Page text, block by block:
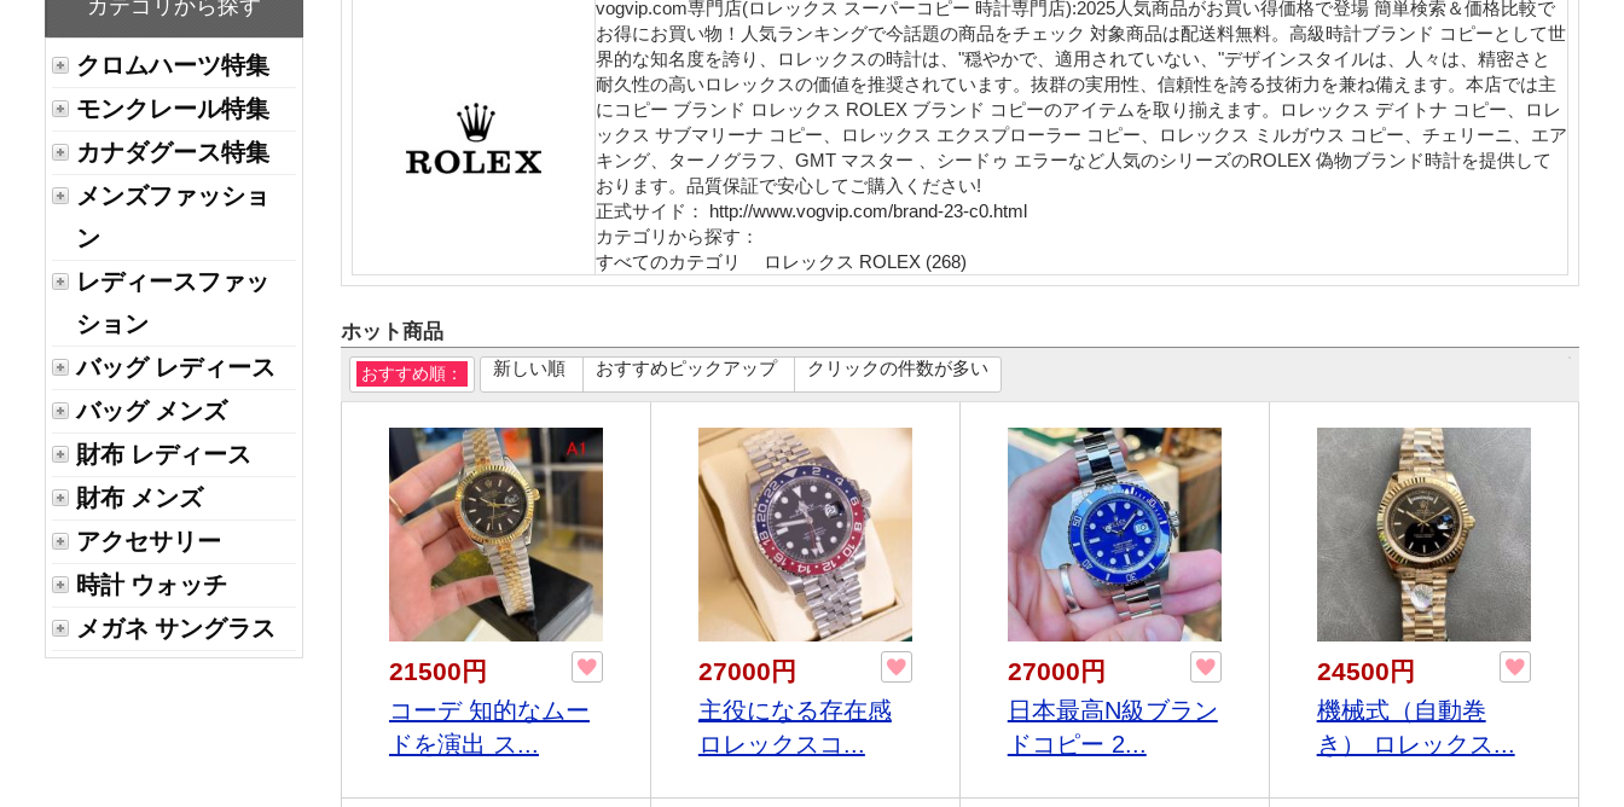
カテゴリから探す
クロムハーツ特集
モンクレール特集
カナダグース特集
メンズファッショ
ン
レディースファッ
ション
バッグ レディース
バッグ メンズ
財布 レディース
財布 メンズ
アクセサリー
時計 ウォッチ
メガネ サングラス
vogvip.com専門店(ロレックス スーパーコピー 時計専門店):2025人気商品がお買い得価格で登場 簡単検索＆価格比較で
お得にお買い物！人気ランキングで今話題の商品をチェック 対象商品は配送料無料。高級時計ブランド コピーとして世
界的な知名度を誇り、ロレックスの時計は、"穏やかで、適用されていない、"デザインスタイルは、人々は、精密さと
耐久性の高いロレックスの価値を推奨されています。抜群の実用性、信頼性を誇る技術力を兼ね備えます。本店では主
にコピー ブランド ロレックス ROLEX ブランド コピーのアイテムを取り揃えます。ロレックス デイトナ コピー、ロレ
ックス サブマリーナ コピー、ロレックス エクスプローラー コピー、ロレックス ミルガウス コピー、チェリーニ、エア
キング、ターノグラフ、GMT マスター 、シードゥ エラーなど人気のシリーズのROLEX 偽物ブランド時計を提供して
おります。品質保証で安心してご購入ください!
正式サイド： http://www.vogvip.com/brand-23-c0.html
カテゴリから探す：
すべてのカテゴリ
ロレックス ROLEX (268)
ホット商品
おすすめ順： 新しい順 おすすめピックアップ クリックの件数が多い
21500円
コーデ 知的なムー
ドを演出 ス...
27000円
主役になる存在感
ロレックスコ...
27000円
日本最高N級ブラン
ドコピー 2...
24500円
機械式（自動巻
き） ロレックス...